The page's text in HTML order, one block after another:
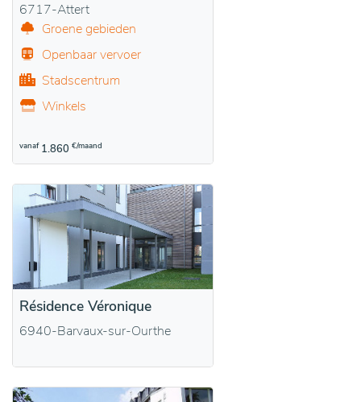
6717-Attert
Groene gebieden
Openbaar vervoer
Stadscentrum
Winkels
vanaf 1.860 €/maand
Résidence Véronique
6940-Barvaux-sur-Ourthe